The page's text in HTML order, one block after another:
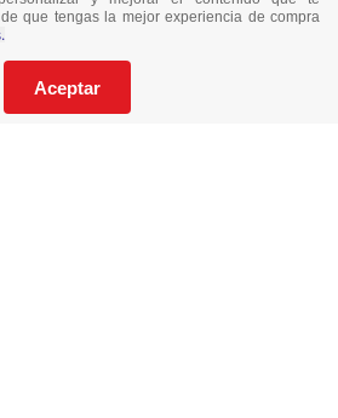
que tengas la mejor experiencia de compra
Aceptar
nuestras ofertas!